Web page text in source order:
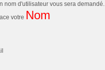
nom d'utilisateur vous sera demandé.
votre Nom